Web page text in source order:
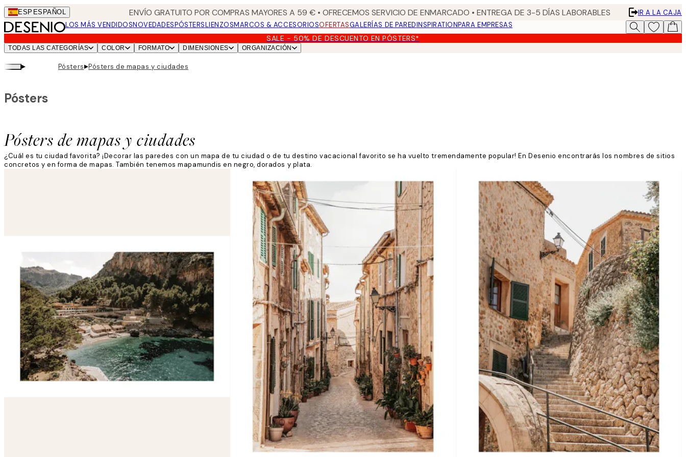
Skip
to
main
content.
ESP ESPAÑOL ENVÍO GRATUITO POR COMPRAS MAYORES A 59 € • OFRECEMOS SERVICIO DE ENMARCADO • ENTREGA DE 3-5 DÍAS LABORABLES
IR A LA CAJA
LOS MÁS VENDIDOSNOVEDADESPÓSTERSLIENZOSMARCOS & ACCESORIOSOFERTASGALERÍAS DE PAREDINSPIRATIONPARA EMPRESAS
SALE - 50% DE DESCUENTO EN PÓSTERS*
TODAS LAS CATEGORÍAS COLOR FORMATO DIMENSIONES ORGANIZACIÓN
▸ Pósters▸Pósters de mapas y ciudades
Pósters de mapas y ciudades
Pósters
¿Cuál es tu ciudad favorita? ¡Decorar las paredes con un mapa de tu ciudad o de tu destino vacacional favorito se ha vuelto tremendamente popular! En Desenio encontrarás los nombres de sitios
concretos y en forma de mapas. También tenemos mapamundis en negro, dorados y plata.